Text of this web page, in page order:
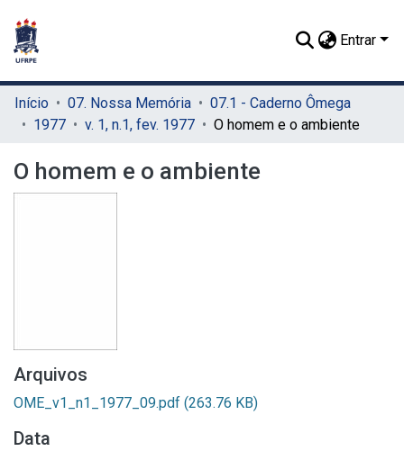
Entrar
Início 07. Nossa Memória
07.1 - Caderno Ômega
1977
v. 1, n.1, fev. 1977 O homem e o ambiente
O homem e o ambiente
Arquivos
OME_v1_n1_1977_09.pdf (263.76 KB)
Data